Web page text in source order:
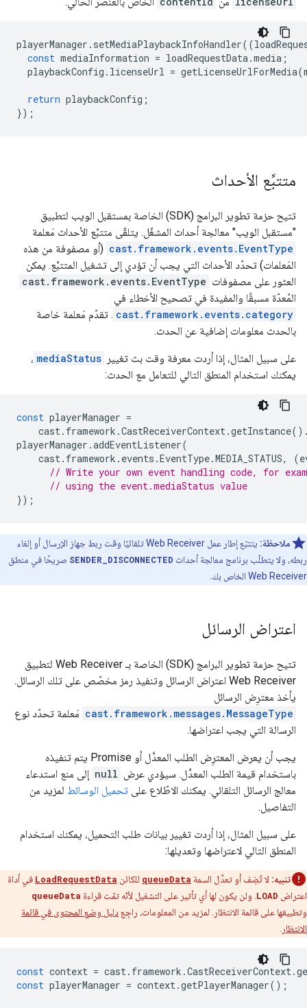
playerManager . setMediaPlaybackInfoHandler((
const mediaInformation = loadRequestData.media ;
playbackConfig . licenseUrl = getLicenseUrlForMedia(
return playbackConfig ;
});
متتبِّع الأحداث
تتيح حزمة تطوير البرامج (SDK) الخاصة بمستقبل الويب لتطبيق
"مستقبل الويب" معالجة أحداث المشغّل. يتلقّى متتبِّع الأحداث مَعلمة
cast.framework.events.EventType (أو مصفوفة من هذه
المَعلمات) تحدّد الأحداث التي يجب أن تؤدي إلى تشغيل المتتبِّع. يمكن
العثور على مصفوفات cast.framework.events.EventType
المُعدّة مسبقًا والمفيدة في تصحيح الأخطاء في
cast.framework.events.category . تقدّم مَعلمة خاصة
بالحدث معلومات إضافية عن الحدث.
على سبيل المثال، إذا أردت معرفة وقت بث تغيير mediaStatus ،
يمكنك استخدام المنطق التالي للتعامل مع الحدث:
const playerManager =
cast. framework .CastReceiverContext.getInstance
playerManager .addEventListener(
cast. framework . events .EventType.MEDIA_STATUS, (
// Write your own event handling code, for
// using the event.mediaStatus value
});
ملاحظة:
يتتبّع إطار عمل Web Receiver تلقائيًا وقت ربط جهاز الإرسال أو إلغاء
ربطه، ولا يتطلّب برنامج معالجة أحداث SENDER_DISCONNECTED صريحًا في منطق
Web Receiver الخاص بك.
اعتراض الرسائل
تتيح حزمة تطوير البرامج (SDK) الخاصة بـ Web Receiver لتطبيق
Web Receiver اعتراض الرسائل وتنفيذ رمز مخصّص على تلك الرسائل.
يأخذ معترِض الرسائل
cast.framework.messages.MessageType مَعلمة تحدّد نوع
الرسالة التي يجب اعتراضها.
يجب أن يعرض المعترِض الطلب المعدَّل أو Promise يتم تنفيذه
باستخدام قيمة الطلب المعدَّل. سيؤدي عرض null إلى منع استدعاء
معالج الرسائل التلقائي. يمكنك الاطّلاع على تحميل الوسائط لمزيد من
التفاصيل.
على سبيل المثال، إذا أردت تغيير بيانات طلب التحميل، يمكنك استخدام
المنطق التالي لاعتراضها وتعديلها:
تنبيه: لا تُضِف أو تعدِّل السمة queueData للكائن LoadRequestData في أداة
اعتراض LOAD . ولن يكون لها أي تأثير على التشغيل لأنّه تمّت قراءة queueData
وتطبيقها على قائمة الانتظار. لمزيد من المعلومات، راجِعدليل وضع المحتوى في قائمة
الانتظار
const context = cast. framework .CastReceiverContext.
const playerManager = context.getPlayerManager();